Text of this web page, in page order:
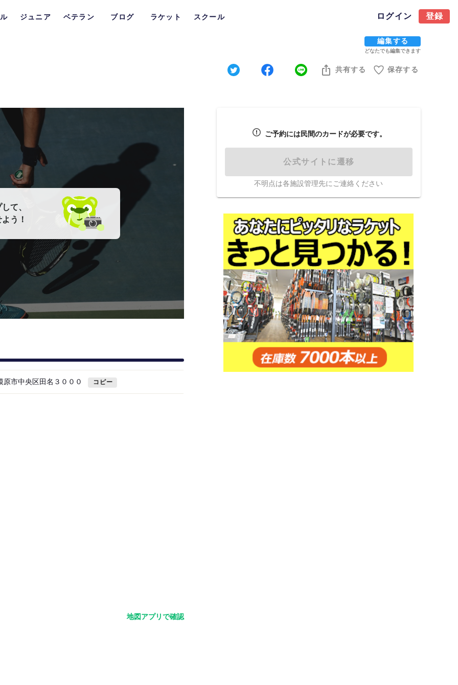
ジュニア ベテラン ブログ ラケット スクール ログイン 登録
編集する
どなたでも編集できます
共有する 保存する
て、
う！
市中央区田名３０００ コピー
地図アプリで確認
ご予約には民間のカードが必要です。
公式サイトに遷移
不明点は各施設管理先にご連絡ください